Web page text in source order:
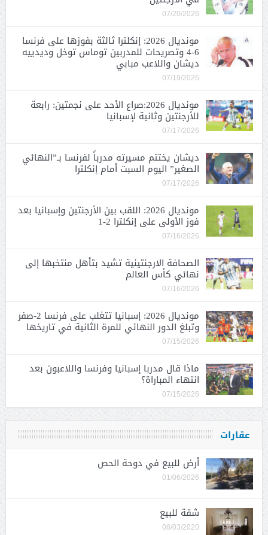
07/20/2026
مونديال 2026: إنكلترا ثالثة بفوزها على فرنسا
6-4 وتصريحات للمدربين توماس توخل وديدييه
ديشان واللاعب مبابي
07/19/2026
مونديال 2026:صراع الأحد على نجمتين: رابعة
للأرجنتين وثانية لإسبانيا
07/17/2026
ديشان يختتم مسيرته مدرباً لفرنسا بـ”النهائي
الصغير” اليوم السبت أمام إنكلترا
07/17/2026
مونديال 2026: اللقب بين الأرجنتين وإسبانيا بعد
فوز الأولى على إنكلترا 2-1
07/16/2026
الصحافة الارجنتينية تشيد بتأهل منتخبها إلى
نهائي كأس العالم
07/16/2026
مونديال 2026: إسبانيا تتغلب على فرنسا 2-صفر
وتبلغ الدور النهائي للمرة الثانية في تاريخها
07/15/2026
ماذا قال مدربا إسبانيا وفرنسا واللاعبون بعد
انتهاء المباراة؟
07/15/2026
عقارات
أرض للبيع في دوحة الحص
01/06/2026
شقة للبيع
08/03/2020